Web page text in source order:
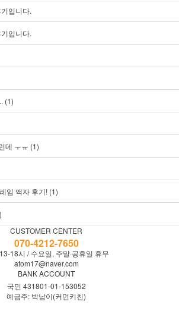
입니다.
입니다.
(1)
데 ㅜㅠ (1)
임 액자 후기! (1)
CUSTOMER CENTER
070-4212-7650
18시 / 수요일, 주말·공휴일 휴무
atom17@naver.com
BANK ACCOUNT
국민 431801-01-153052
예금주: 박남이(커먼키친)